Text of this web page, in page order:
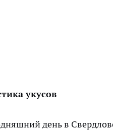
укусов
день в